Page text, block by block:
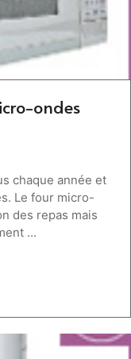
ondes
chaque année et
Le four micro-
des repas mais
...